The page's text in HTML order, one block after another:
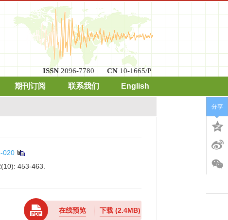
ISSN 2096-7780 CN 10-1665/P
期刊订阅 联系我们 English
020
453-463.
在线预览 下载(2.4MB)
分享